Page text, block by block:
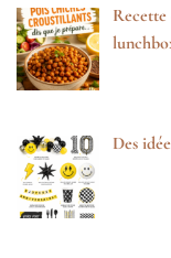
Des